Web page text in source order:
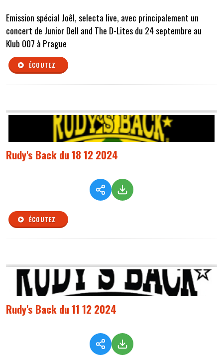
Emission spécial Joêl, selecta live, avec principalement un
concert de Junior Dell and The D-Lites du 24 septembre au
Klub 007 à Prague
ÉCOUTEZ
Rudy's Back du 18 12 2024
ÉCOUTEZ
Rudy's Back du 11 12 2024